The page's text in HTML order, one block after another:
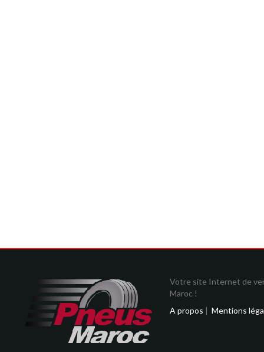
Votre site Internet de
Maroc !
A propos | Mentions